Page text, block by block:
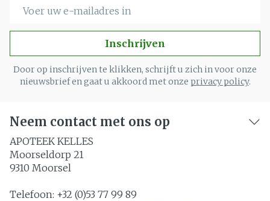
Inschrijven
Door op inschrijven te klikken, schrijft u zich in voor onze
nieuwsbrief en gaat u akkoord met onze privacy policy.
Neem contact met ons op
APOTEEK KELLES
Moorseldorp 21
9310 Moorsel
Telefoon: +32 (0)53 77 99 89